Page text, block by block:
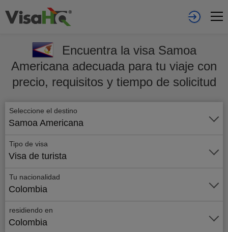
Encuentra la visa Samoa
Americana adecuada para tu viaje con
precio, requisitos y tiempo de solicitud
Seleccione el destino
Samoa Americana
Tipo de visa
Visa de turista
Tu nacionalidad
Colombia
residiendo en
Colombia